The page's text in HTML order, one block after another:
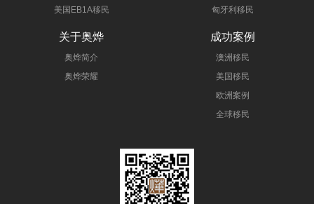
美国EB1A移民
匈牙利移民
关于奥烨
奥烨简介
奥烨荣耀
成功案例
澳洲移民
美国移民
欧洲案例
全球移民